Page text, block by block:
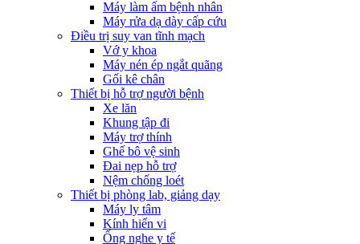
Máy làm ấm bệnh nhân
Máy rửa dạ dày cấp cứu
Điều trị suy van tĩnh mạch
Vớ y khoa
Máy nén ép ngắt quãng
Gối kê chân
Thiết bị hỗ trợ người bệnh
Xe lăn
Khung tập đi
Máy trợ thính
Ghế bô vệ sinh
Đai nẹp hỗ trợ
Nệm chống loét
Thiết bị phòng lab, giảng dạy
Máy ly tâm
Kính hiển vi
Ống nghe y tế